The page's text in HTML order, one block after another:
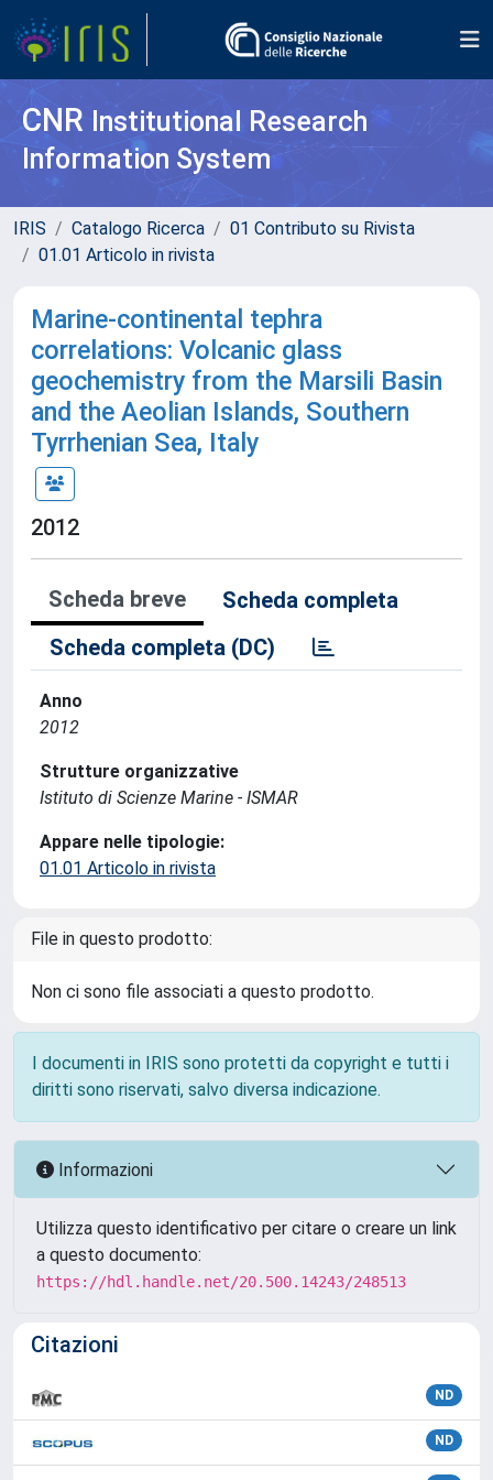
CNR Institutional Research
Information System
IRIS Catalogo Ricerca
01 Contributo su Rivista
01.01 Articolo in rivista
Marine-continental tephra
correlations: Volcanic glass
geochemistry from the Marsili Basin
and the Aeolian Islands, Southern
Tyrrhenian Sea, Italy
2012
Scheda breve
Scheda completa
Scheda completa (DC)
Anno
2012
Strutture organizzative
Istituto di Scienze Marine - ISMAR
Appare nelle tipologie:
01.01 Articolo in rivista
File in questo prodotto:
Non ci sono file associati a questo prodotto.
I documenti in IRIS sono protetti da copyright e tutti i
diritti sono riservati, salvo diversa indicazione.
Informazioni
Utilizza questo identificativo per citare o creare un link
a questo documento:
https://hdl.handle.net/20.500.14243/248513
Citazioni
ND
ND